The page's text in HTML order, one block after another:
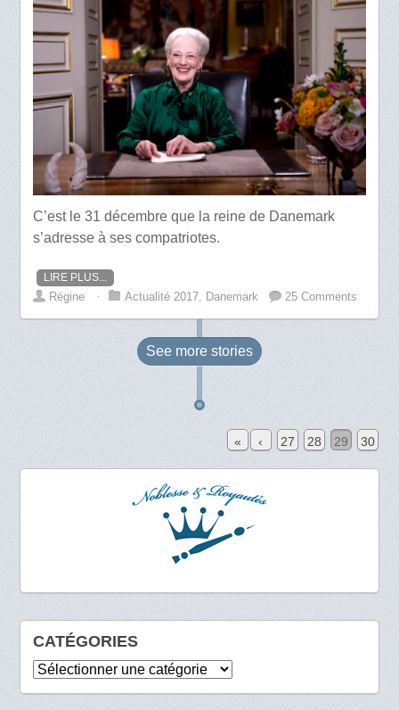
C’est le 31 décembre que la reine de Danemark
s’adresse à ses compatriotes.
LIRE PLUS...
Régine ⋅ Actualité 2017, Danemark 25 Comments
See more stories
« ‹ 27 28 29 30
CATÉGORIES
Catégories